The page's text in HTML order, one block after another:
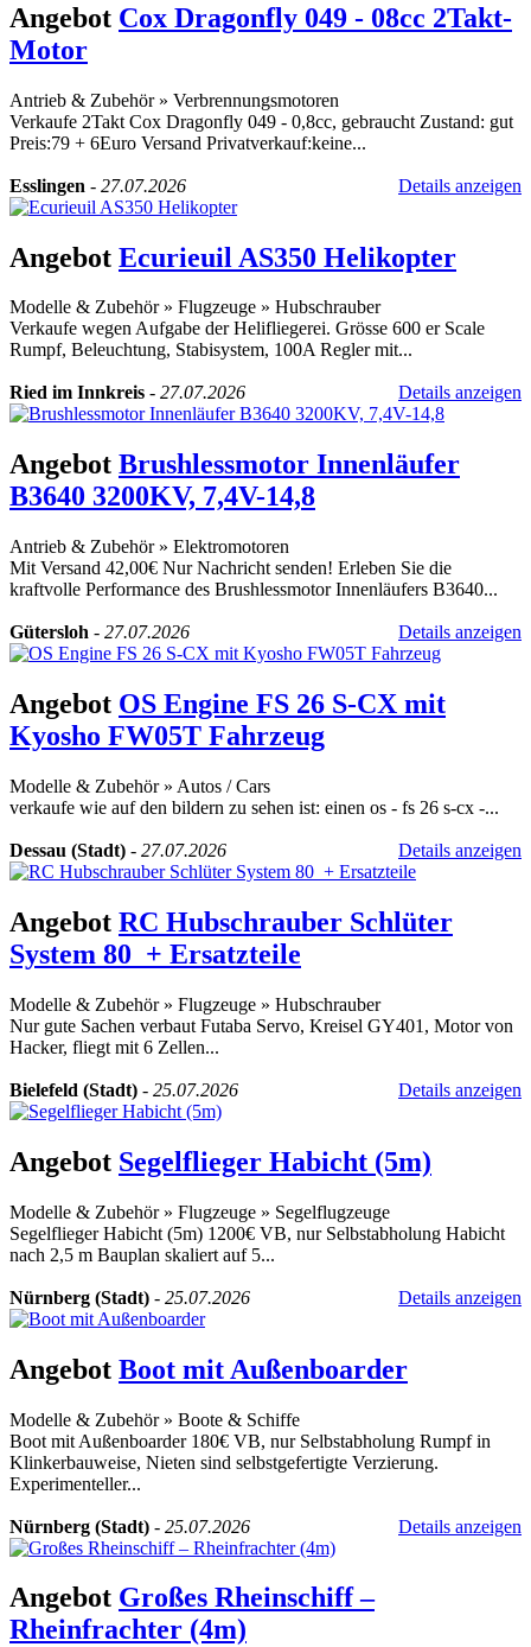
Angebot Cox Dragonfly 049 - 08cc 2Takt-
Motor
Antrieb & Zubehör » Verbrennungsmotoren
Verkaufe 2Takt Cox Dragonfly 049 - 0,8cc, gebraucht Zustand: gut
Preis:79 + 6Euro Versand Privatverkauf:keine...
Esslingen - 27.07.2026 Details anzeigen
Angebot Ecurieuil AS350 Helikopter
Modelle & Zubehör » Flugzeuge » Hubschrauber
Verkaufe wegen Aufgabe der Helifliegerei. Grösse 600 er Scale
Rumpf, Beleuchtung, Stabisystem, 100A Regler mit...
Ried im Innkreis - 27.07.2026 Details anzeigen
Angebot Brushlessmotor Innenläufer
B3640 3200KV, 7,4V-14,8
Antrieb & Zubehör » Elektromotoren
Mit Versand 42,00€ Nur Nachricht senden! Erleben Sie die
kraftvolle Performance des Brushlessmotor Innenläufers B3640...
Gütersloh - 27.07.2026 Details anzeigen
Angebot OS Engine FS 26 S-CX mit
Kyosho FW05T Fahrzeug
Modelle & Zubehör » Autos / Cars
verkaufe wie auf den bildern zu sehen ist: einen os - fs 26 s-cx -...
Dessau (Stadt) - 27.07.2026 Details anzeigen
Angebot RC Hubschrauber Schlüter
System 80_+ Ersatzteile
Modelle & Zubehör » Flugzeuge » Hubschrauber
Nur gute Sachen verbaut Futaba Servo, Kreisel GY401, Motor von
Hacker, fliegt mit 6 Zellen...
Bielefeld (Stadt) - 25.07.2026 Details anzeigen
Angebot Segelflieger Habicht (5m)
Modelle & Zubehör » Flugzeuge » Segelflugzeuge
Segelflieger Habicht (5m) 1200€ VB, nur Selbstabholung Habicht
nach 2,5 m Bauplan skaliert auf 5...
Nürnberg (Stadt) - 25.07.2026 Details anzeigen
Angebot Boot mit Außenboarder
Modelle & Zubehör » Boote & Schiffe
Boot mit Außenboarder 180€ VB, nur Selbstabholung Rumpf in
Klinkerbauweise, Nieten sind selbstgefertigte Verzierung.
Experimenteller...
Nürnberg (Stadt) - 25.07.2026 Details anzeigen
Angebot Großes Rheinschiff –
Rheinfrachter (4m)